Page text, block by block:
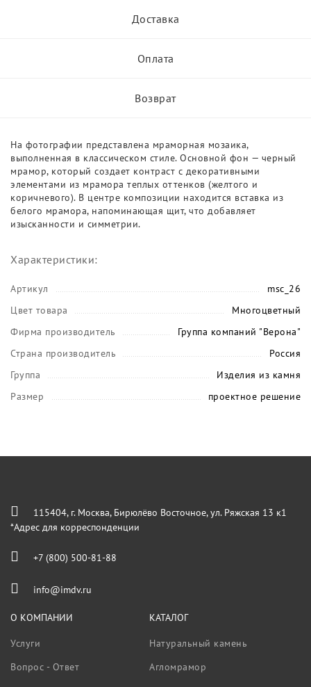
Доставка
Оплата
Возврат
На фотографии представлена мраморная мозаика,
выполненная в классическом стиле. Основной фон — черный
мрамор, который создает контраст с декоративными
элементами из мрамора теплых оттенков (желтого и
коричневого). В центре композиции находится вставка из
белого мрамора, напоминающая щит, что добавляет
изысканности и симметрии.
Характеристики:
Артикул
msc_26
Цвет товара
Многоцветный
Фирма производитель
Группа компаний "Верона"
Страна производитель
Россия
Группа
Изделия из камня
Размер
проектное решение
115404, г. Москва, Бирюлёво Восточное, ул. Ряжская 13 к1
*Адрес для корреспонденции
+7 (800) 500-81-88
info@imdv.ru
О КОМПАНИИ
Услуги
Вопрос - Ответ
КАТАЛОГ
Натуральный камень
Агломрамор